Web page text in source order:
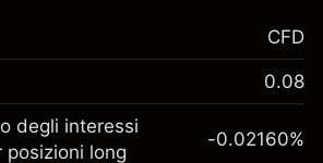
finanziario è disponibile per il
CFD
0.08
degli interessi
posizioni long
-0.02160%